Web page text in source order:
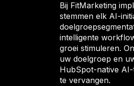
Bij FitMarketing
stemmen elk AI-
intelligente
groei stimuleren.
uw doelgroep en
HubSpot-native
te vervangen.